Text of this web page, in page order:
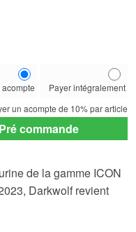
Payer intégralement
un acompte de 10%par article
Pré commande
de la gamme ICON
Darkwolf revient